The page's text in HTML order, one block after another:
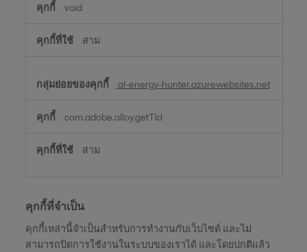
vaid
สาม
al-energy-hunter.azurewebsites.net
com.adobe.alloy.getTld
สาม
คุกกี้ที่จำเป็น
คุกกี้เหล่านี้จำเป็นสำหรับการทำงานกับเว็บไซต์ และไม่
สามารถปิดการใช้งานในระบบของเราได้ และโดยปกติแล้ว